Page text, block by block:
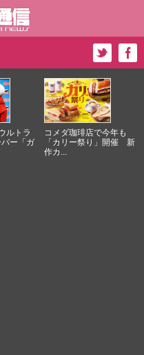
ルトラ
ー「ガ
コメダ珈琲店で今年も
「カリー祭り」開催 新
作カ...